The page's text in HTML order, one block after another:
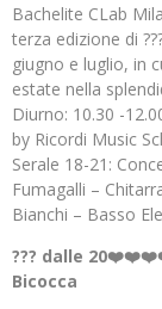
Bachelite CLab
terza edizione di
giugno e luglio, in
estate nella
Diurno: 10.30 -
by Ricordi Music
Serale 18-21:
Fumagalli –
Bianchi – Basso
??? dalle
Bicocca